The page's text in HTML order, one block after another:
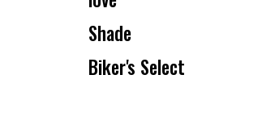
Shade
Biker's Select